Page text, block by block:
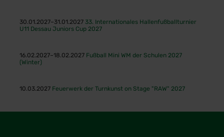
30.01.2027–31.01.2027 33. Internationales Hallenfußballturnier
U11 Dessau Juniors Cup 2027
16.02.2027–18.02.2027 Fußball Mini WM der Schulen 2027
(Winter)
10.03.2027 Feuerwerk der Turnkunst on Stage "RAW" 2027